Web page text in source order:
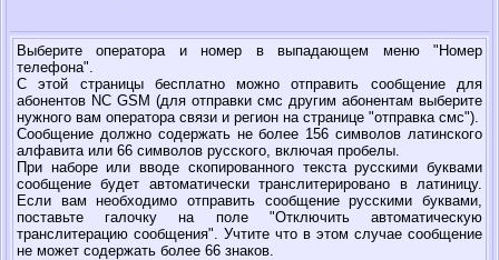
Выберите оператора и номер в выпадающем меню "Номер
телефона".
С этой страницы бесплатно можно отправить сообщение для
абонентов NC GSM (для отправки смс другим абонентам выберите
нужного вам оператора связи и регион на странице "отправка смс").
Сообщение должно содержать не более 156 символов латинского
алфавита или 66 символов русского, включая пробелы.
При наборе или вводе скопированного текста русскими буквами
сообщение будет автоматически транслитерировано в латиницу.
Если вам необходимо отправить сообщение русскими буквами,
поставьте галочку на поле "Отключить автоматическую
транслитерацию сообщения". Учтите что в этом случае сообщение
не может содержать более 66 знаков.